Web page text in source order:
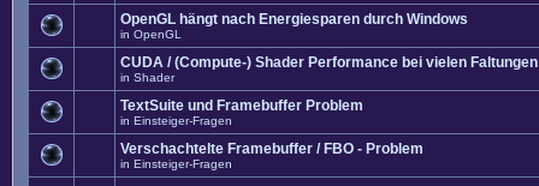
OpenGL hängt nach Energiesparen durch Windows
in OpenGL
CUDA / (Compute-) Shader Performance bei vielen Faltungen
in Shader
TextSuite und Framebuffer Problem
in Einsteiger-Fragen
Verschachtelte Framebuffer / FBO - Problem
in Einsteiger-Fragen